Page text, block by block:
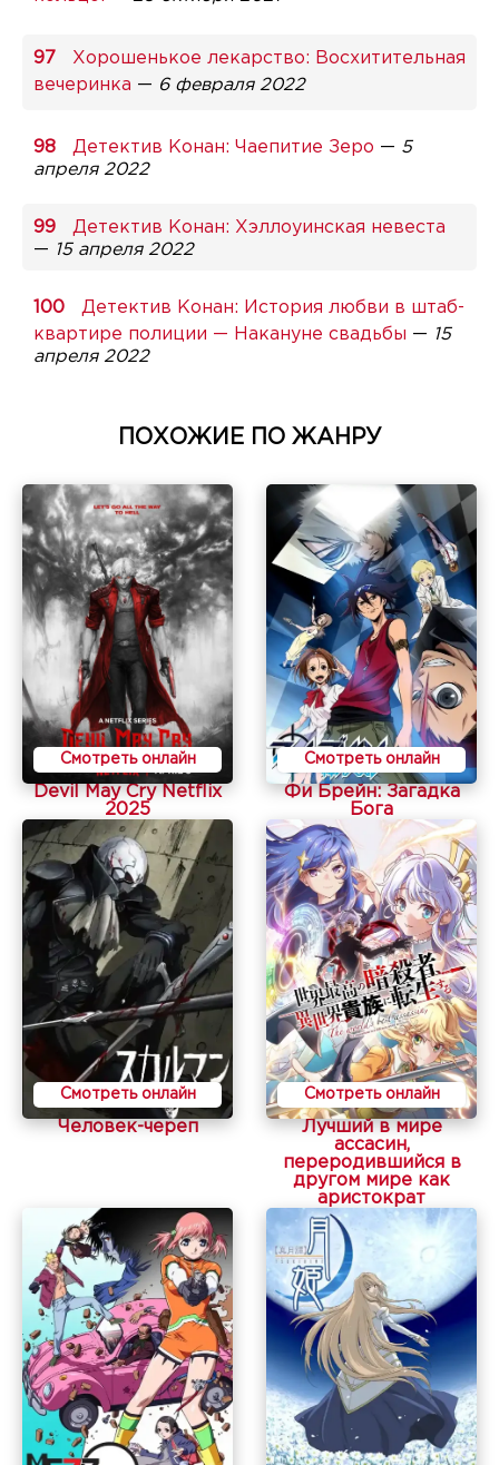
Хорошенькое лекарство: Восхитительная
вечеринка — 6 февраля 2022
Детектив Конан: Чаепитие Зеро — 5
апреля 2022
Детектив Конан: Хэллоуинская невеста
— 15 апреля 2022
Детектив Конан: История любви в штаб-
квартире полиции — Накануне свадьбы — 15
апреля 2022
ПОХОЖИЕ ПО ЖАНРУ
Смотреть онлайн
Devil May Cry Netflix
2025
Смотреть онлайн
Фи Брейн: Загадка
Бога
Смотреть онлайн
Человек-череп
Смотреть онлайн
Лучший в мире
ассасин,
переродившийся в
другом мире как
аристократ